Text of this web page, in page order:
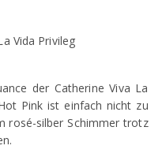
der Catherine Viva La
Pink ist einfach nicht zu
rosé-silber Schimmer trotz